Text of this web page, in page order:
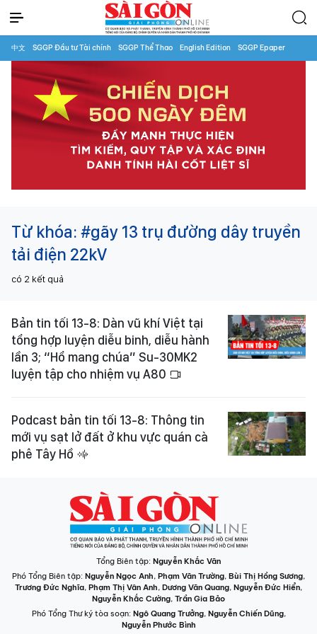
中文 SGGP Đầu tư Tài chính SGGP Thể Thao English Edition SGGP Epaper
Từ khóa: #gãy 13 trụ đường dây truyền
tải điện 22kV
có 2 kết quả
Bản tin tối 13-8: Dàn vũ khí Việt tại
tổng hợp luyện diễu binh, diễu hành
lần 3; “Hổ mang chúa” Su-30MK2
luyện tập cho nhiệm vụ A80
Podcast bản tin tối 13-8: Thông tin
mới vụ sạt lở đất ở khu vực quán cà
phê Tây Hồ
Tổng Biên tập: Nguyễn Khắc Văn
Phó Tổng Biên tập: Nguyễn Ngọc Anh, Phạm Văn Trường, Bùi Thị Hồng Sương,
Trương Đức Nghĩa, Phạm Thị Vân Anh, Dương Văn Quang, Nguyễn Đức Hiển,
Nguyễn Khắc Cường, Trần Gia Bảo
Phó Tổng Thư ký tòa soạn: Ngô Quang Trưởng, Nguyễn Chiến Dũng,
Nguyễn Phước Bình